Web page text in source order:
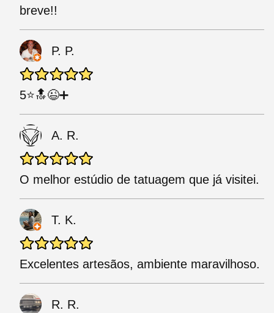
breve!!
P. P.
5⭐🔝😉➕
A. R.
O melhor estúdio de tatuagem que já visitei.
T. K.
Excelentes artesãos, ambiente maravilhoso.
R. R.